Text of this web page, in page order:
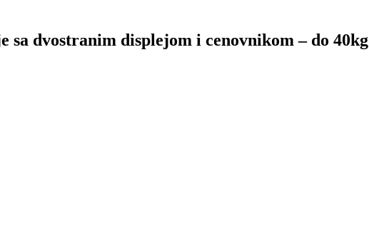
sa dvostranim displejom i cenovnikom – do 40kg